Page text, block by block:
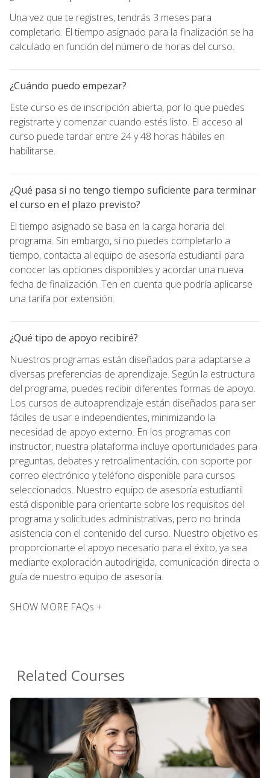
Una vez que te registres, tendrás 3 meses para
completarlo. El tiempo asignado para la finalización se ha
calculado en función del número de horas del curso.
¿Cuándo puedo empezar?
Este curso es de inscripción abierta, por lo que puedes
registrarte y comenzar cuando estés listo. El acceso al
curso puede tardar entre 24 y 48 horas hábiles en
habilitarse.
¿Qué pasa si no tengo tiempo suficiente para terminar
el curso en el plazo previsto?
El tiempo asignado se basa en la carga horaria del
programa. Sin embargo, si no puedes completarlo a
tiempo, contacta al equipo de asesoría estudiantil para
conocer las opciones disponibles y acordar una nueva
fecha de finalización. Ten en cuenta que podría aplicarse
una tarifa por extensión.
¿Qué tipo de apoyo recibiré?
Nuestros programas están diseñados para adaptarse a
diversas preferencias de aprendizaje. Según la estructura
del programa, puedes recibir diferentes formas de apoyo.
Los cursos de autoaprendizaje están diseñados para ser
fáciles de usar e independientes, minimizando la
necesidad de apoyo externo. En los programas con
instructor, nuestra plataforma incluye oportunidades para
preguntas, debates y retroalimentación, con soporte por
correo electrónico y teléfono disponible para cursos
seleccionados. Nuestro equipo de asesoría estudiantil
está disponible para orientarte sobre los requisitos del
programa y solicitudes administrativas, pero no brinda
asistencia con el contenido del curso. Nuestro objetivo es
proporcionarte el apoyo necesario para el éxito, ya sea
mediante exploración autodirigida, comunicación directa o
guía de nuestro equipo de asesoría.
SHOW MORE FAQs +
Related Courses